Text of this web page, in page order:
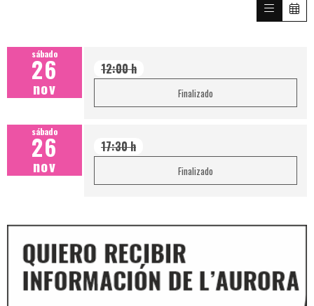
sábado
26
nov
12:00 h
Finalizado
sábado
26
nov
17:30 h
Finalizado